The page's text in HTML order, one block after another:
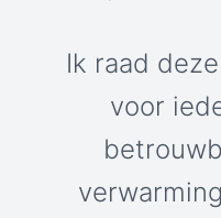
Ik raad
voor